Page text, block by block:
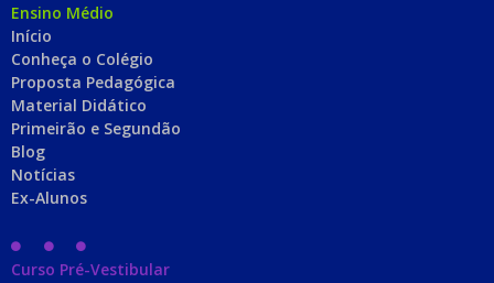
Ensino Médio
Início
Conheça o Colégio
Proposta Pedagógica
Material Didático
Primeirão e Segundão
Blog
Notícias
Ex-Alunos
Curso Pré-Vestibular